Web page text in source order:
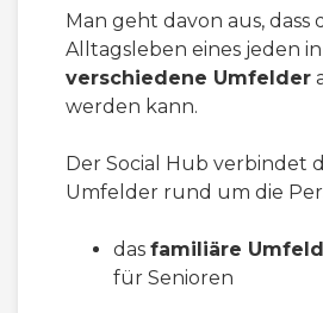
Man geht davon aus, dass
Alltagsleben eines jeden in
verschiedene Umfelder
werden kann.
Der Social Hub verbindet
Umfelder rund um die
das familiäre Umfeld
für Senioren